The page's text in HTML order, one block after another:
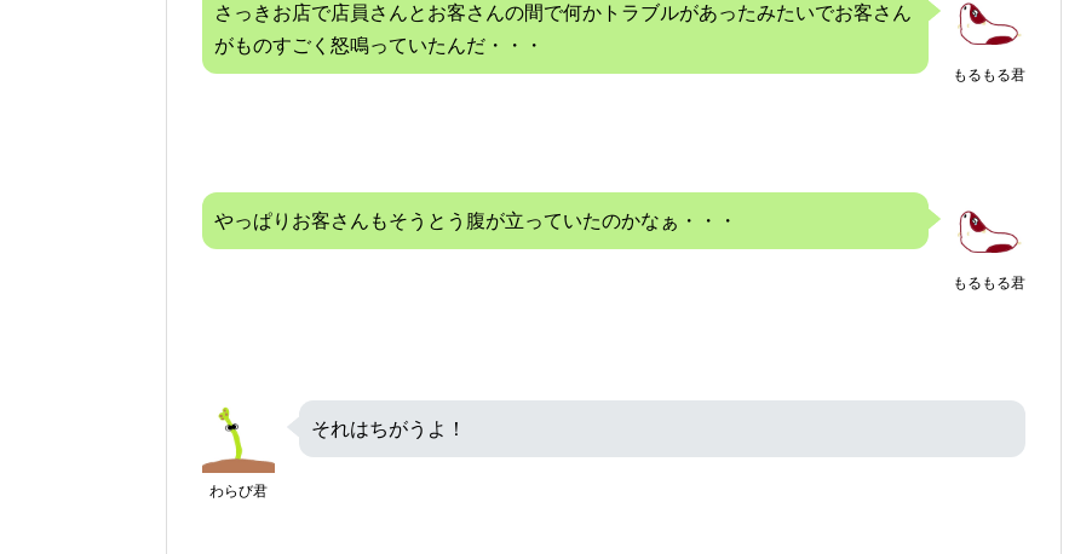
もるもる君
さっきお店で店員さんとお客さんの間で何かトラブルがあったみたいでお客さん
がものすごく怒鳴っていたんだ・・・
もるもる君
やっぱりお客さんもそうとう腹が立っていたのかなぁ・・・
わらび君
それはちがうよ！